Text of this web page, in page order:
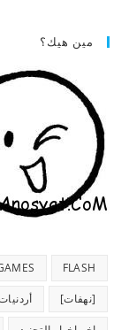
مين هيك؟
FLASH
[نهفات]